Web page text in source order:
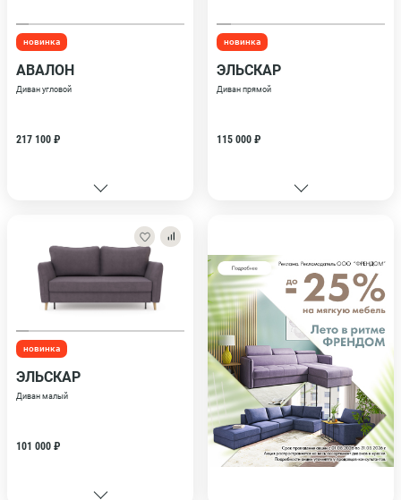
новинка
АВАЛОН
Диван угловой
217 100 ₽
новинка
ЭЛЬСКАР
Диван прямой
115 000 ₽
новинка
ЭЛЬСКАР
Диван малый
101 000 ₽